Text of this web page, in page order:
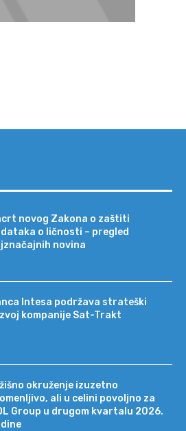
novog Zakona o zaštiti
o ličnosti – pregled
novina
Intesa podržava strateški
kompanije Sat-Trakt
okruženje izuzetno
ali u celini povoljno za
Group u drugom kvartalu 2026.